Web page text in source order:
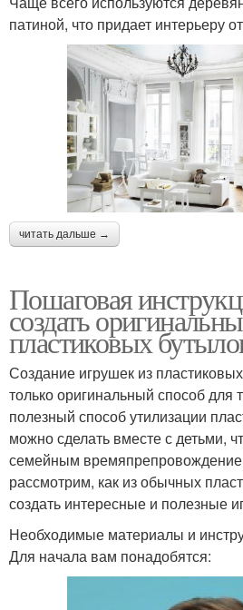
патиной, что придает интерьеру
читать дальше →
Пошаговая
создать
пластиковых
Создание игрушек из
только оригинальный способ для
полезный способ утилизации
можно сделать вместе с детьми,
семейным
рассмотрим, как из обычных
создать интересные и полезные
Необходимые материалы и
Для начала вам понадобятся: